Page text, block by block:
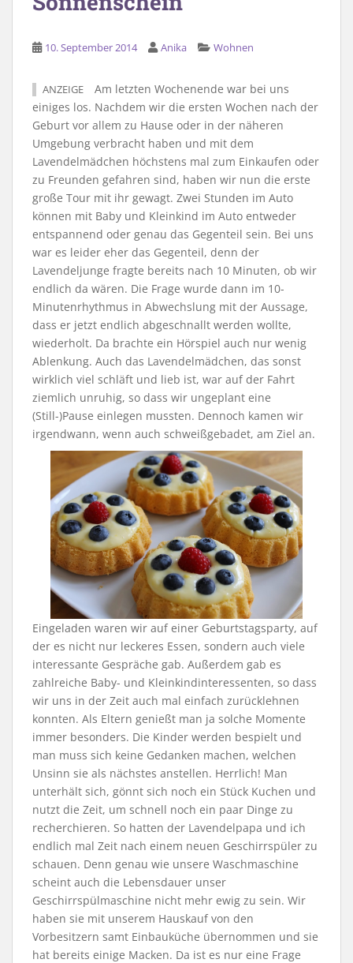
10. September 2014 Anika Wohnen
ANZEIGE
Am letzten Wochenende war bei uns
einiges los. Nachdem wir die ersten Wochen nach der
Geburt vor allem zu Hause oder in der näheren
Umgebung verbracht haben und mit dem
Lavendelmädchen höchstens mal zum Einkaufen oder
zu Freunden gefahren sind, haben wir nun die erste
große Tour mit ihr gewagt. Zwei Stunden im Auto
können mit Baby und Kleinkind im Auto entweder
entspannend oder genau das Gegenteil sein. Bei uns
war es leider eher das Gegenteil, denn der
Lavendeljunge fragte bereits nach 10 Minuten, ob wir
endlich da wären. Die Frage wurde dann im 10-
Minutenrhythmus in Abwechslung mit der Aussage,
dass er jetzt endlich abgeschnallt werden wollte,
wiederholt. Da brachte ein Hörspiel auch nur wenig
Ablenkung. Auch das Lavendelmädchen, das sonst
wirklich viel schläft und lieb ist, war auf der Fahrt
ziemlich unruhig, so dass wir ungeplant eine
(Still-)Pause einlegen mussten. Dennoch kamen wir
irgendwann, wenn auch schweißgebadet, am Ziel an.
Eingeladen waren wir auf einer Geburtstagsparty, auf
der es nicht nur leckeres Essen, sondern auch viele
interessante Gespräche gab. Außerdem gab es
zahlreiche Baby- und Kleinkindinteressenten, so dass
wir uns in der Zeit auch mal einfach zurücklehnen
konnten. Als Eltern genießt man ja solche Momente
immer besonders. Die Kinder werden bespielt und
man muss sich keine Gedanken machen, welchen
Unsinn sie als nächstes anstellen. Herrlich! Man
unterhält sich, gönnt sich noch ein Stück Kuchen und
nutzt die Zeit, um schnell noch ein paar Dinge zu
recherchieren. So hatten der Lavendelpapa und ich
endlich mal Zeit nach einem neuen Geschirrspüler zu
schauen. Denn genau wie unsere Waschmaschine
scheint auch die Lebensdauer unser
Geschirrspülmaschine nicht mehr ewig zu sein. Wir
haben sie mit unserem Hauskauf von den
Vorbesitzern samt Einbauküche übernommen und sie
hat bereits einige Macken. Da ist es nur eine Frage